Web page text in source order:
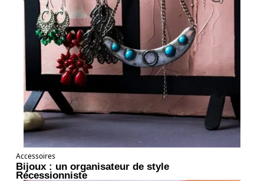
Accessoires
Bijoux : un organisateur de style
Récessionniste